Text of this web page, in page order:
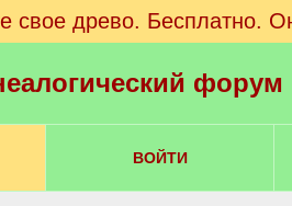
свое древо. Бесплатно.
ВОЙТИ